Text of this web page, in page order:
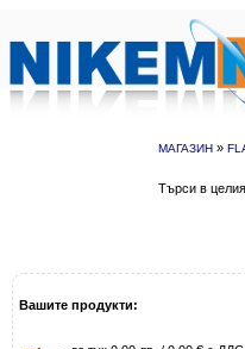
МАГАЗИН »
Търси в
Вашите продукти: